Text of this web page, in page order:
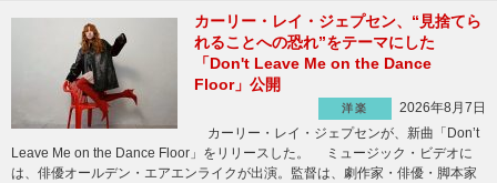
カーリー・レイ・ジェプセン、“見捨てら
れることへの恐れ”をテーマにした
「Don't Leave Me on the Dance
Floor」公開
洋楽
2026年8月7日
カーリー・レイ・ジェプセンが、新曲「Don’t
Leave Me on the Dance Floor」をリリースした。 ミュージック・ビデオに
は、俳優オールデン・エアエンライクが出演。監督は、劇作家・俳優・脚本家